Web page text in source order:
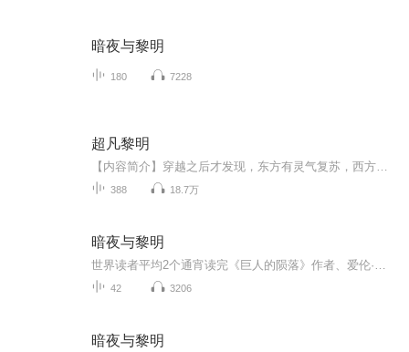
暗夜与黎明
180 7228
超凡黎明
388 18.7万
暗夜与黎明
42 3206
暗夜与黎明